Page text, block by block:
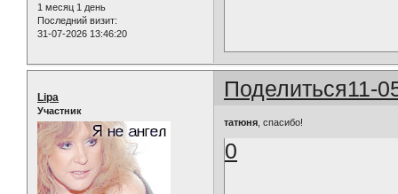
1 месяц 1 день
Последний визит:
31-07-2026 13:46:20
Поделиться11-
Lipa
Участник
татюня , спасибо!
0